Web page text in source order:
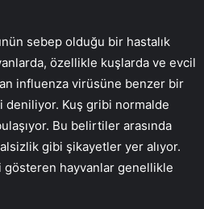
sebep olduğu bir hastalık
özellikle kuşlarda ve evcil
influenza virüsüne benzer bir
deniliyor. Kuş gribi normalde
Bu belirtiler arasında
gibi şikayetler yer alıyor.
gösteren hayvanlar genellikle